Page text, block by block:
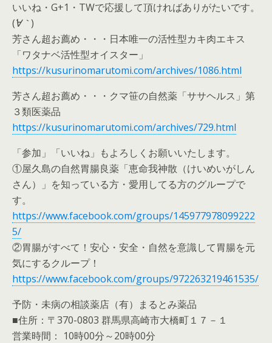
いいね・G+1・TWで応援して頂ければありがたいです。
(´∀｀)
芳さん超お薦め・・・日本唯一の活性型カキ肉エキス
「ワタナベ活性型オイスター」
https://kusurinomarutomi.com/archives/1086.html
芳さん超お薦め・・・クマ笹の自然薬「ササヘルス」第
３類医薬品
https://kusurinomarutomi.com/archives/729.html
「参加」「いいね」もよろしくお願いいたします。
①屋久島の自然胃腸良薬「恵命我神散（けいめいがしん
さん）」を知っている方・愛用してる方のグループで
す。
https://www.facebook.com/groups/145977978099222
5/
②胃腸がすべて！安心・安全・自然を意識して胃腸を元
気にするクループ！
https://www.facebook.com/groups/972263219461535/
予防・未病の相談薬店（有）まるとみ薬品
■住所：〒370-0803 群馬県高崎市大橋町１７－１
営業時間： 10時00分～20時00分